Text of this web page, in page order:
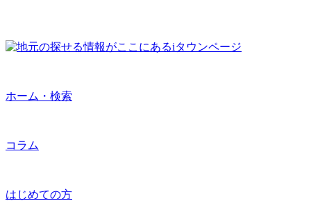
ホーム・検索
コラム
はじめての方